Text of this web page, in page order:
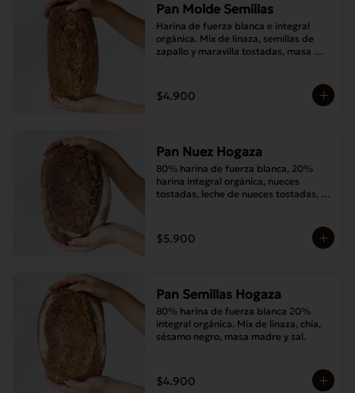
Pan Molde Semillas
Harina de fuerza blanca e integral
orgánica. Mix de linaza, semillas de
zapallo y maravilla tostadas, masa
$4.900
Pan Nuez Hogaza
80% harina de fuerza blanca, 20%
harina integral orgánica, nueces
tostadas, leche de nueces tostadas,
$5.900
Pan Semillas Hogaza
80% harina de fuerza blanca 20%
integral orgánica. Mix de linaza, chía,
sésamo negro, masa madre y sal.
$4.900